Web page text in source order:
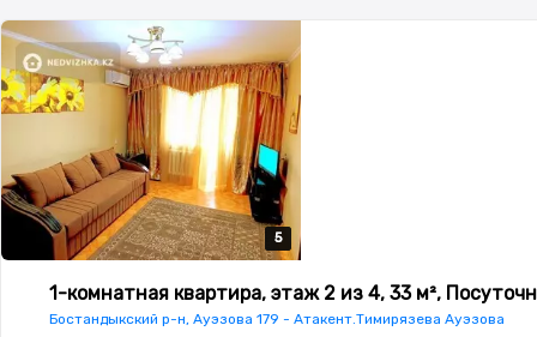
5
5
5
5
5
1-комнатная квартира, этаж 2 из 4, 33 м²,
Бостандыкский р-н, Ауэзова 179 - Атакент.Тимирязева Ауэзова